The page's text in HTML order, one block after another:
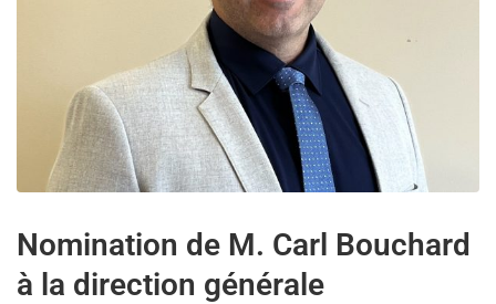
Nomination de M. Carl Bouchard
à la direction générale